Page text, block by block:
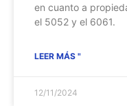
en cuanto a
el 5052 y el 6061.
LEER MÁS "
12/11/2024